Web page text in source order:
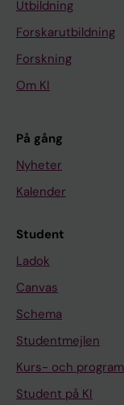
Utbildning
Forskarutbildning
Forskning
Om KI
På gång
Nyheter
Kalender
Student
Ladok
Canvas
Schema
Studentmejlen
Kurs- och
Student på KI